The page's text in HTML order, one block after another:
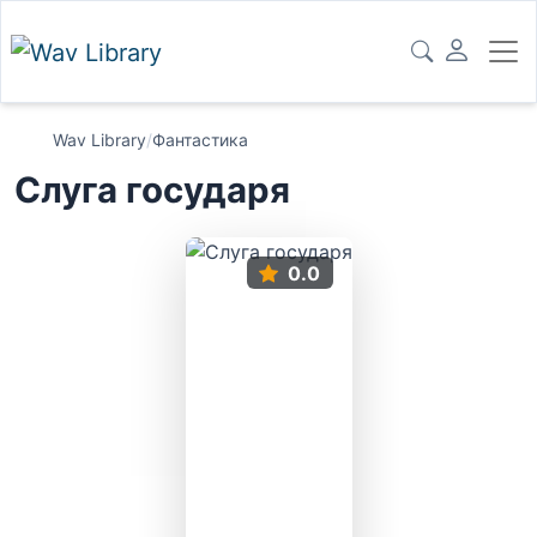
Wav Library/Фантастика
Слуга государя
0.0